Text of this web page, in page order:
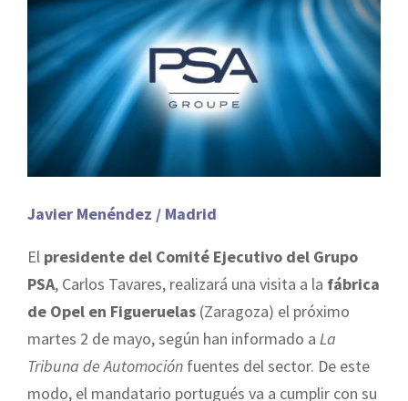
Javier Menéndez / Madrid
El presidente del Comité Ejecutivo del Grupo
PSA, Carlos Tavares, realizará una visita a la fábrica
de Opel en Figueruelas (Zaragoza) el próximo
martes 2 de mayo, según han informado a La
Tribuna de Automoción fuentes del sector. De este
modo, el mandatario portugués va a cumplir con su